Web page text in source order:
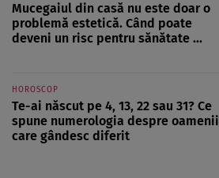
Mucegaiul din casă nu este doar o
problemă estetică. Când poate
deveni un risc pentru sănătate ...
HOROSCOP
Te-ai născut pe 4, 13, 22 sau 31? Ce
spune numerologia despre oamenii
care gândesc diferit